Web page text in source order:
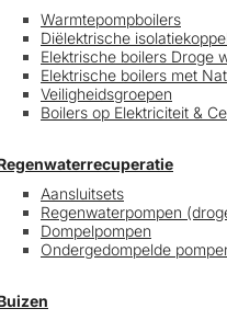
Warmtepompboilers
Diëlektrische
Elektrische boilers Droge
Elektrische boilers met
Veiligheidsgroepen
Boilers op Elektriciteit &
Aansluitsets
Regenwaterpompen
Dompelpompen
Ondergedompelde